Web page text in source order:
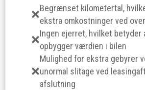
Begrænset kilometertal,
ekstra omkostninger ved
Ingen ejerret, hvilket betyder
opbygger værdien i bilen
Mulighed for ekstra gebyrer
unormal slitage ved
afslutning